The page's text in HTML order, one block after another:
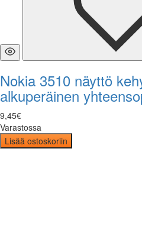
Nokia 3510 näyttö
alkuperäinen
9,45€
Varastossa
Lisää ostoskoriin